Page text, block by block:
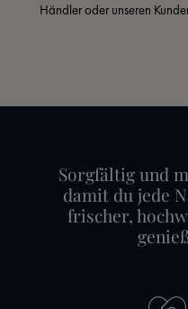
Händler oder unseren
Sorgfältig und
damit du jede
frischer,